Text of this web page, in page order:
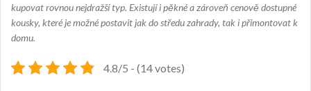
kupovat rovnou nejdražší typ. Existují i pěkné a zároveň cenově dostupné
kousky, které je možné postavit jak do středu zahrady, tak i přimontovat k
domu.
4.8/5 - (14 votes)